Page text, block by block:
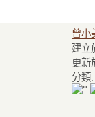
曾小
建立
更新
分類